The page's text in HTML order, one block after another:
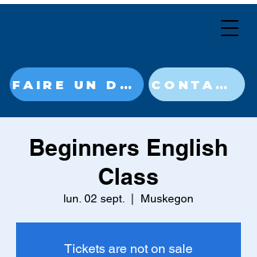
FAIRE UN DON MAINTENANT CONTACT
Beginners English
Class
lun. 02 sept. Muskegon
Tickets are not on sale